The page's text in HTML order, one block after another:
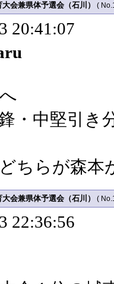
会兼県体予選会（石川） (
20:41:07
・中堅引き
ちらが森本
会兼県体予選会（石川） (
22:36:56